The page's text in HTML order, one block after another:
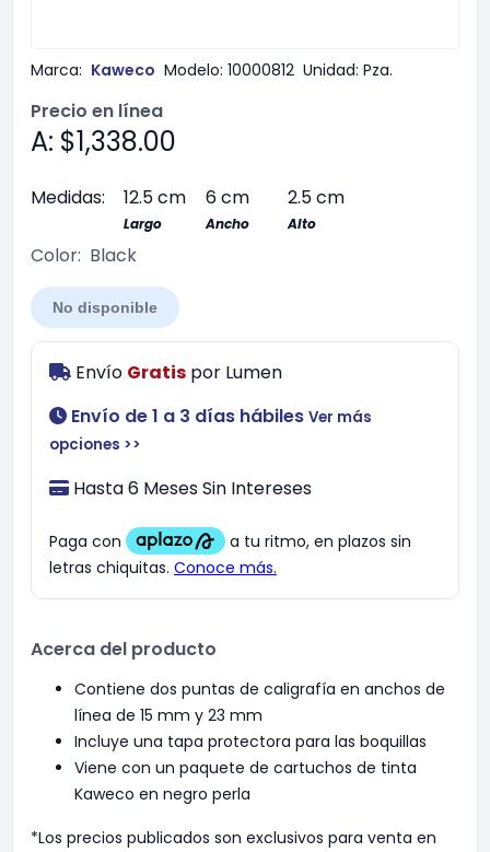
Marca: Kaweco Modelo: 10000812 Unidad: Pza.
Precio en línea
A: $1,338.00
Medidas: 12.5 cm 6 cm 2.5 cm
Largo Ancho Alto
Color: Black
No disponible
Envío Gratis por Lumen
Envío de 1 a 3 días hábiles Ver más
opciones >>
Hasta 6 Meses Sin Intereses
Acerca del producto
Contiene dos puntas de caligrafía en anchos de
línea de 15 mm y 23 mm
Incluye una tapa protectora para las boquillas
Viene con un paquete de cartuchos de tinta
Kaweco en negro perla
*Los precios publicados son exclusivos para venta en